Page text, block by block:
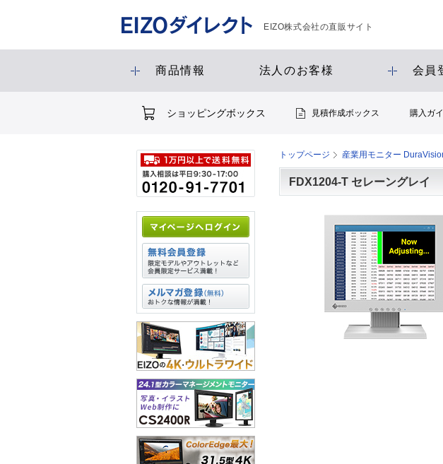
EIZO株式会社の直販サイト
商品情報 法人のお客様 会員
ショッピングボックス 見積作成ボックス 購入ガ
トップページ 産業用モニター
FDX1204-T セレーングレイ